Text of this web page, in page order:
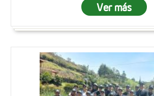
Ver más